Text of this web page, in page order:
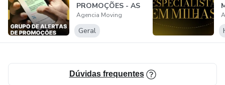
PROMOÇÕES - AS
Agencia Moving
Geral
Dúvidas frequentes